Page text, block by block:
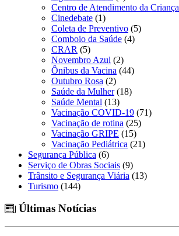
Centro de Atendimento da Criança
Cinedebate (1)
Coleta de Preventivo (5)
Comboio da Saúde (4)
CRAR (5)
Novembro Azul (2)
Ônibus da Vacina (44)
Outubro Rosa (2)
Saúde da Mulher(18)
Saúde Mental (13)
Vacinação COVID-19 (71)
Vacinação de rotina (25)
Vacinação GRIPE (15)
Vacinação Pediátrica (21)
Segurança Pública (6)
Serviço de Obras Sociais (9)
Trânsito e Segurança Viária (13)
Turismo (144)
Últimas Notícias